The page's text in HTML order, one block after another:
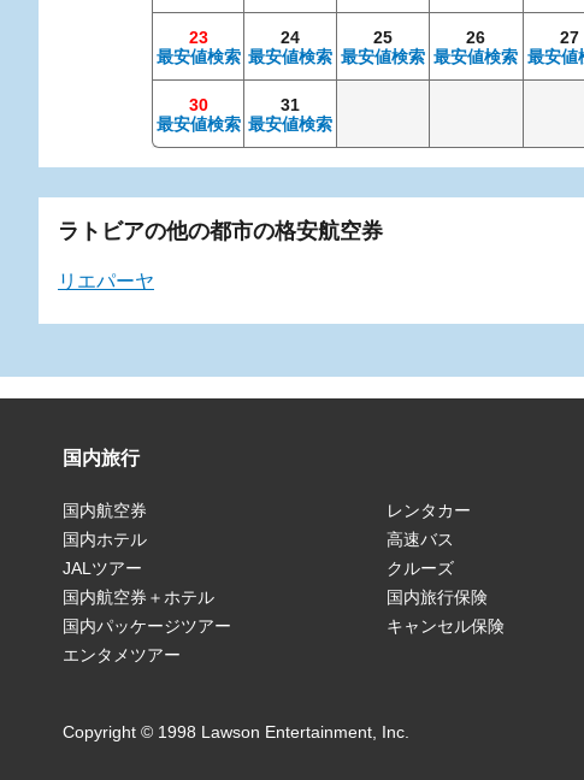
23
最安値検索
24
最安値検索
25
最安値検索
26
最安値検索
27
最安値
30
最安値検索
31
最安値検索
ラトビアの他の都市の格安航空券
リエパーヤ
国内旅行
国内航空券
国内ホテル
JALツアー
国内航空券＋ホテル
国内パッケージツアー
エンタメツアー
レンタカー
高速バス
クルーズ
国内旅行保険
キャンセル保険
Copyright © 1998 Lawson Entertainment, Inc.